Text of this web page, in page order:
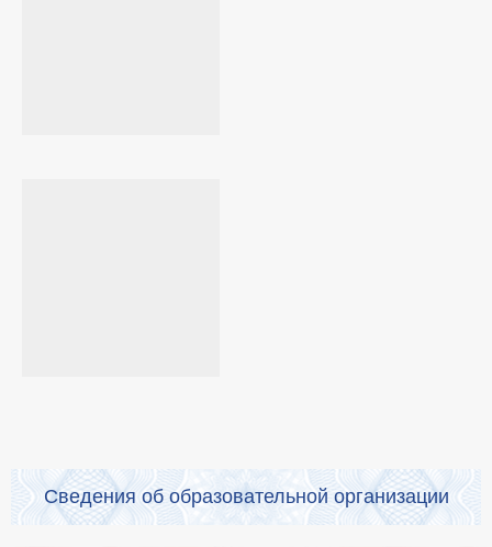
Сведения об образовательной организации